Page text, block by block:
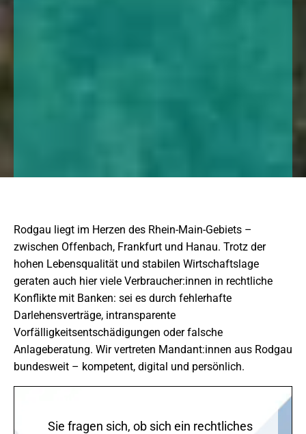
Rodgau liegt im Herzen des Rhein-Main-Gebiets –
zwischen Offenbach, Frankfurt und Hanau. Trotz der
hohen Lebensqualität und stabilen Wirtschaftslage
geraten auch hier viele Verbraucher:innen in rechtliche
Konflikte mit Banken: sei es durch fehlerhafte
Darlehensverträge, intransparente
Vorfälligkeitsentschädigungen oder falsche
Anlageberatung. Wir vertreten Mandant:innen aus Rodgau
bundesweit – kompetent, digital und persönlich.
Sie fragen sich, ob sich ein rechtliches